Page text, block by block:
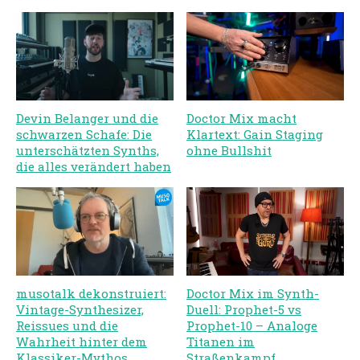
Devin Belanger und die
schwarzen Schafe: Die
unterschätzten Synths,
die alles verändert haben
Doctor Mix macht
Klartext: Gain Staging
ohne Bullshit
musotalk dekonstruiert:
Vintage-Synthesizer,
Reissues und die
Wahrheit hinter dem
Doctor Mix im Synth-
Duell: Prophet-5 vs
Prophet-10 – Analoge
Titanen im